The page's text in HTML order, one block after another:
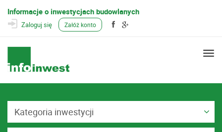
Informacje o inwestycjach budowlanych
Zaloguj się Załóż konto
Kategoria inwestycji